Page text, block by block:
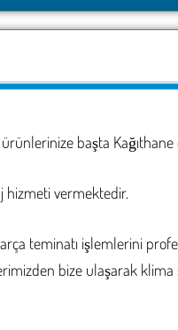
başta
hizmeti vermektedir.
teminatı işlemlerini
bize ulaşarak